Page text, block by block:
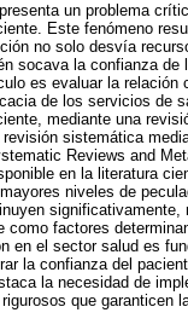
un problema
Este fenómeno
no solo desvía
socava la confianza de
es evaluar la relación
de los servicios de
mediante una
sistemática
Reviews and
en la literatura
niveles de
significativamente,
como factores
en el sector salud es
la confianza del
la necesidad de
que garanticen